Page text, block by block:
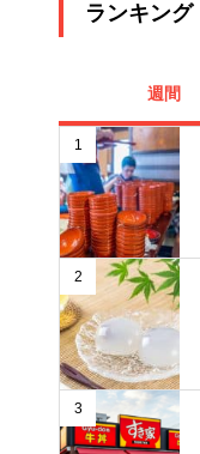
ランキング
週間
1
2
3